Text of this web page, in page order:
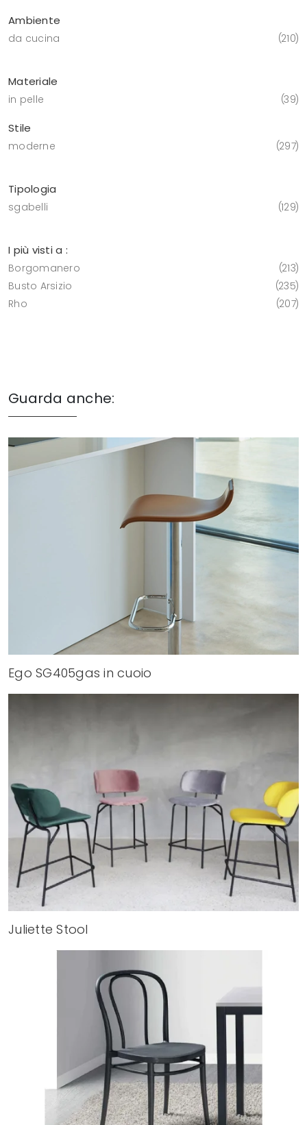
Ambiente
da cucina 210
Materiale
in pelle 39
Stile
moderne 297
Tipologia
sgabelli 129
I più visti a :
Borgomanero
213
Busto Arsizio
235
Rho
207
Guarda anche:
Ego SG405gas in cuoio
Juliette Stool